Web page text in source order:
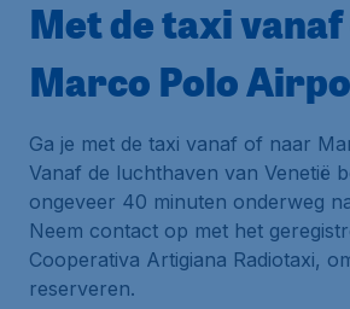
Met de taxi
Marco Polo
Ga je met de taxi vanaf of naar
Vanaf de luchthaven van Venetië
ongeveer 40 minuten onderweg
Neem contact op met het
Cooperativa Artigiana Radiotaxi,
reserveren.